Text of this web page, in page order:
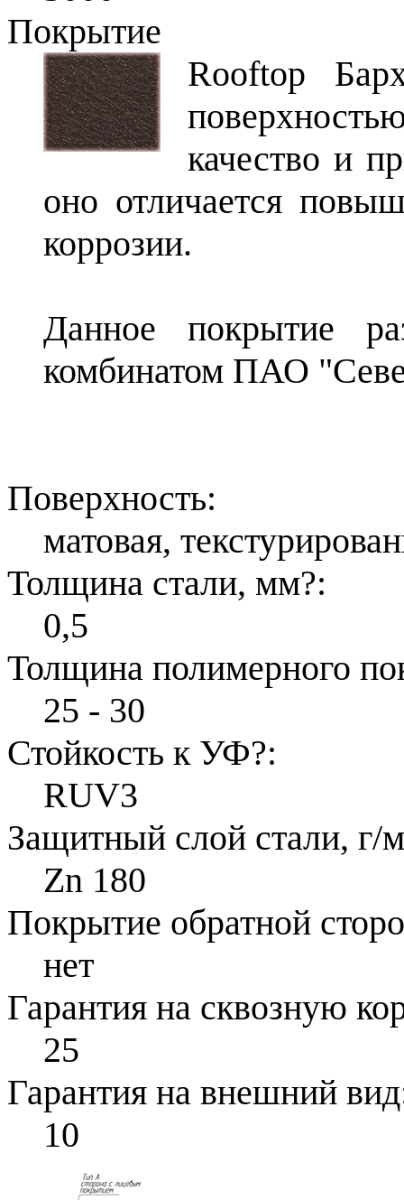
Покрытие
Rooftop
качество и
оно отличается
коррозии.
Данное покрытие
комбинатом ПАО
Поверхность:
матовая,
Толщина стали, мм?:
0,5
Толщина полимерного
25 - 30
Стойкость к УФ?:
RUV3
Защитный слой стали, г/
Zn 180
Покрытие обратной
нет
Гарантия на сквозную
25
Гарантия на внешний
10